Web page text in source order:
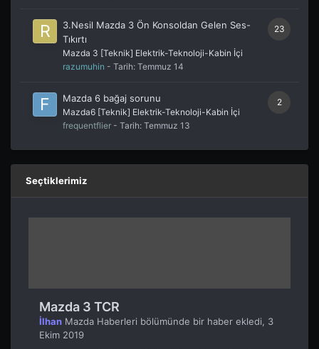
23
3.Nesil Mazda 3 Ön Konsoldan Gelen Ses-
Tıkırtı
Mazda 3 [Teknik] Elektrik-Teknoloji-Kabin İçi
razumuhin - Tarih: Temmuz 14
2
Mazda 6 bağaj sorunu
Mazda6 [Teknik] Elektrik-Teknoloji-Kabin İçi
frequentflier - Tarih: Temmuz 13
Seçtiklerimiz
Mazda 3 TCR
İlhan Mazda Haberleri bölümünde bir haber ekledi, 3
Ekim 2019